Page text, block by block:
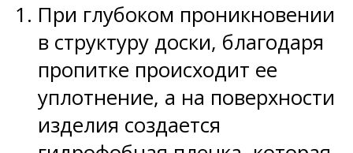
При глубоком проникновении
в структуру доски, благодаря
пропитке происходит ее
уплотнение, а на поверхности
изделия создается